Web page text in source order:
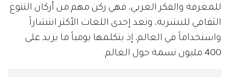
للمعرفة والفكر العربي، فهي ركن مهم من أركان التنوع
الثقافي للبشرية، وتعد إحدى اللغات الأكثر انتشاراً
واستخداماً في العالم، إذ يتكلمها يومياً ما يزيد على
400 مليون نسمة حول العالم.